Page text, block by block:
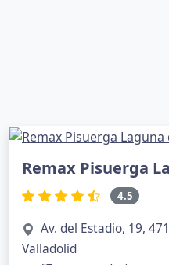
Remax Pisuerga
4.5
Av. del Estadio, 19,
Valladolid